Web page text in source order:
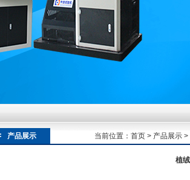
：从额定扭矩到加载频率的工况适配逻辑
：从额定扭矩到加载频率的工况适配逻辑
产品展示 当前位置： 首页 > 产品展示 >
植